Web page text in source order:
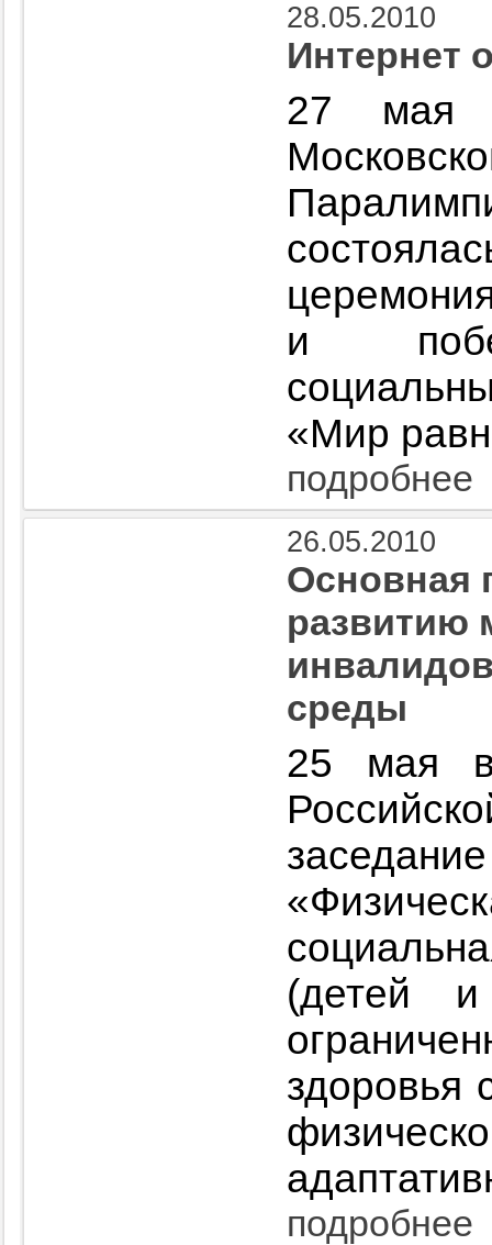
28.05.2010
Интернет
27 мая
и
«Мир
подробнее
26.05.2010
Основная
развитию
среды
25 мая в
(детей
здоровья
подробнее